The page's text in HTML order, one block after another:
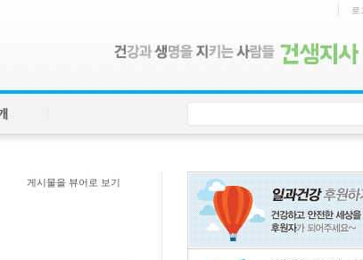
로
게시물을 뷰어로 보기